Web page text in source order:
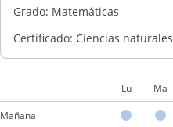
Grado: Matemáticas
Certificado: Ciencias naturales
Lu Ma
Mañana